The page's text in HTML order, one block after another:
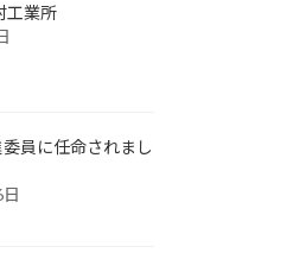
工業所
員に任命されまし